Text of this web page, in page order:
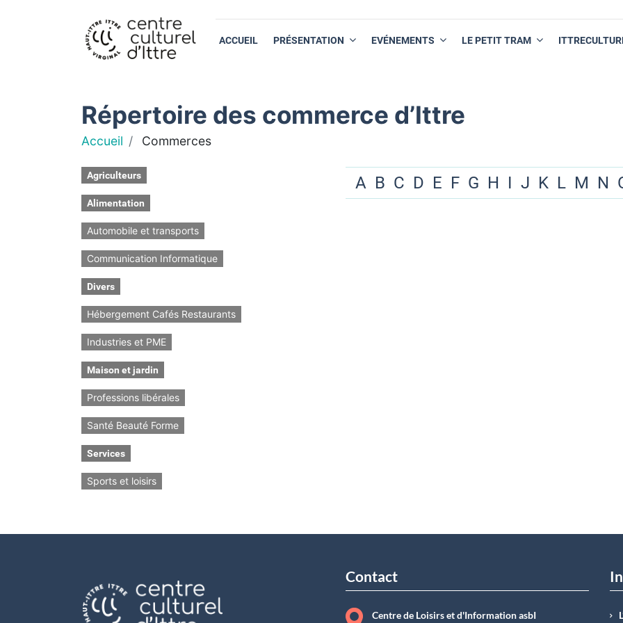
ACCUEIL PRÉSENTATION EVÉNEMENTS LE PETIT TRAM
Répertoire des commerce d’Ittre
Accueil Commerces
Agriculteurs
Alimentation
Automobile et transports
Communication Informatique
Divers
Hébergement Cafés Restaurants
Industries et PME
Maison et jardin
Professions libérales
Santé Beauté Forme
Services
Sports et loisirs
A B C D E F G H I J K L M N
Contact
Centre de Loisirs et d'Information asbI